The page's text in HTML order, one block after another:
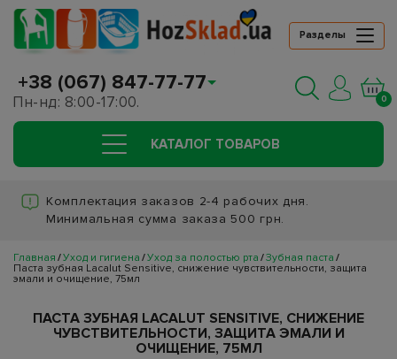
Разделы
+38 (067) 847-77-77
Пн-нд: 8:00-17:00. 0
КАТАЛОГ ТОВАРОВ
Комплектация заказов 2-4 рабочих дня.
Минимальная сумма заказа 500 грн.
Главная Уход и гигиена Уход за полостью рта Зубная паста
Паста зубная Lacalut Sensitive, снижение чувствительности, защита
эмали и очищение, 75мл
ПАСТА ЗУБНАЯ LACALUT SENSITIVE, СНИЖЕНИЕ
ЧУВСТВИТЕЛЬНОСТИ, ЗАЩИТА ЭМАЛИ И
ОЧИЩЕНИЕ, 75МЛ